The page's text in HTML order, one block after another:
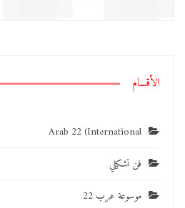
الأقسام
Arab 22 (International
فن تشكيلي
موسوعة عرب 22